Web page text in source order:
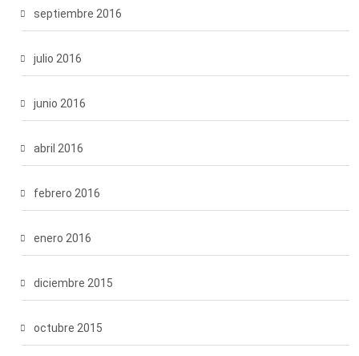
septiembre 2016
julio 2016
junio 2016
abril 2016
febrero 2016
enero 2016
diciembre 2015
octubre 2015